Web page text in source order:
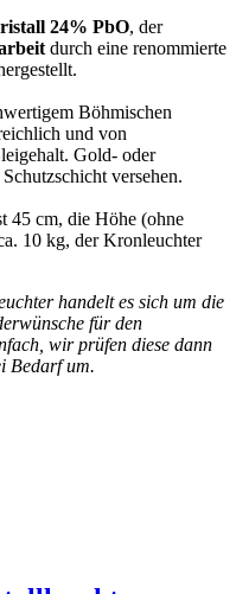
24% PbO, der
durch eine renommierte
Böhmischen
und von
Gold- oder
versehen.
45 cm, die Höhe (ohne
10 kg, der Kronleuchter
handelt es sich um die
für den
wir prüfen diese dann
Bedarf um.